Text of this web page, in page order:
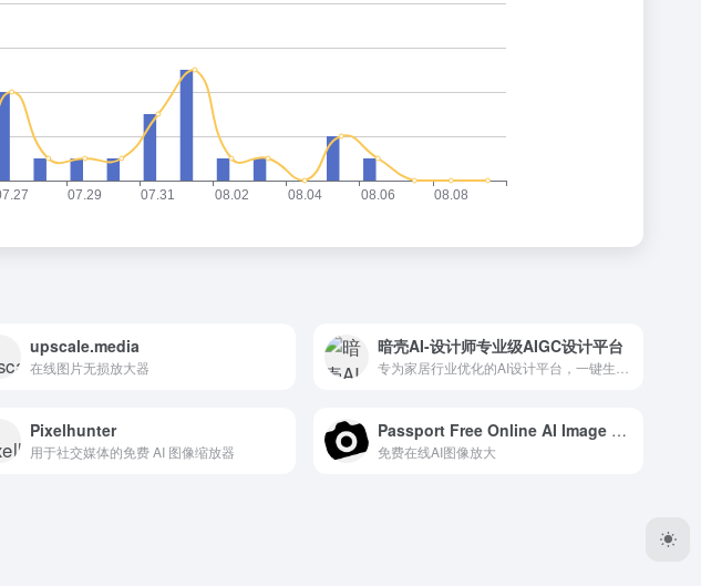
upscale.media
在线图片无损放大器
暗壳AI-设计师专业级AIGC设计平台
Pixelhunter
用于社交媒体的免费 AI 图像缩放器
Passport Free Online AI Image Enlarger
免费在线AI图像放大